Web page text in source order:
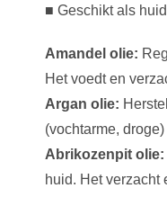
■ Geschikt als
Amandel olie:
Het voedt en
Argan olie:
(vochtarme,
Abrikozenpit olie:
huid. Het verzacht